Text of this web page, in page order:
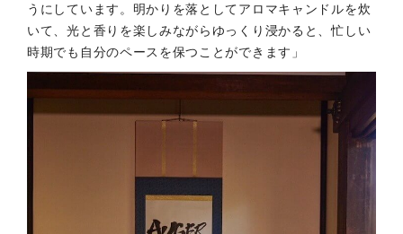
うにしています。明かりを落としてアロマキャンドルを炊
いて、光と香りを楽しみながらゆっくり浸かると、忙しい
時期でも自分のペースを保つことができます」